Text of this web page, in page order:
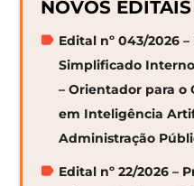
NOVOS EDITAIS
Edital nº 043/2026
Simplificado
– Orientador para o
em Inteligência
Administração
Edital nº 22/2026 –